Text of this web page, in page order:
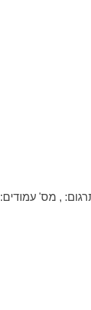
, מס' עמודים: